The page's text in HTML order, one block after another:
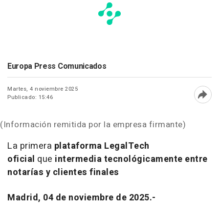
Europa Press Comunicados
Martes, 4 noviembre 2025
Publicado: 15:46
(Información remitida por la empresa firmante)
La primera plataforma LegalTech
oficial que intermedia tecnológicamente entre
notarías y clientes finales
Madrid, 04 de noviembre de 2025.-